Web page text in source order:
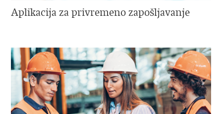
Aplikacija za privremeno zapošljavanje